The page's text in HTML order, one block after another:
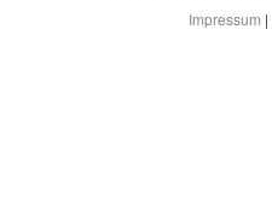
Impressum |